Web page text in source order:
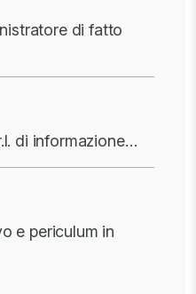
di fatto
di informazione…
e periculum in